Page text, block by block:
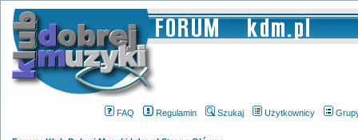
FAQ Regulamin Szukaj Użytkownicy